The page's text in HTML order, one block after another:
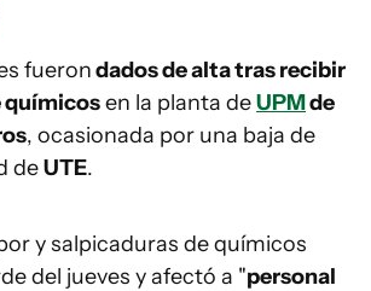
fuerondados de alta tras recibir
químicosen la planta deUPMde
, ocasionada por una baja de
deUTE.
y salpicaduras de químicos
del jueves y afectó a "personal